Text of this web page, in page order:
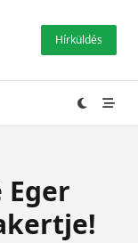
Hírküldés
Eger